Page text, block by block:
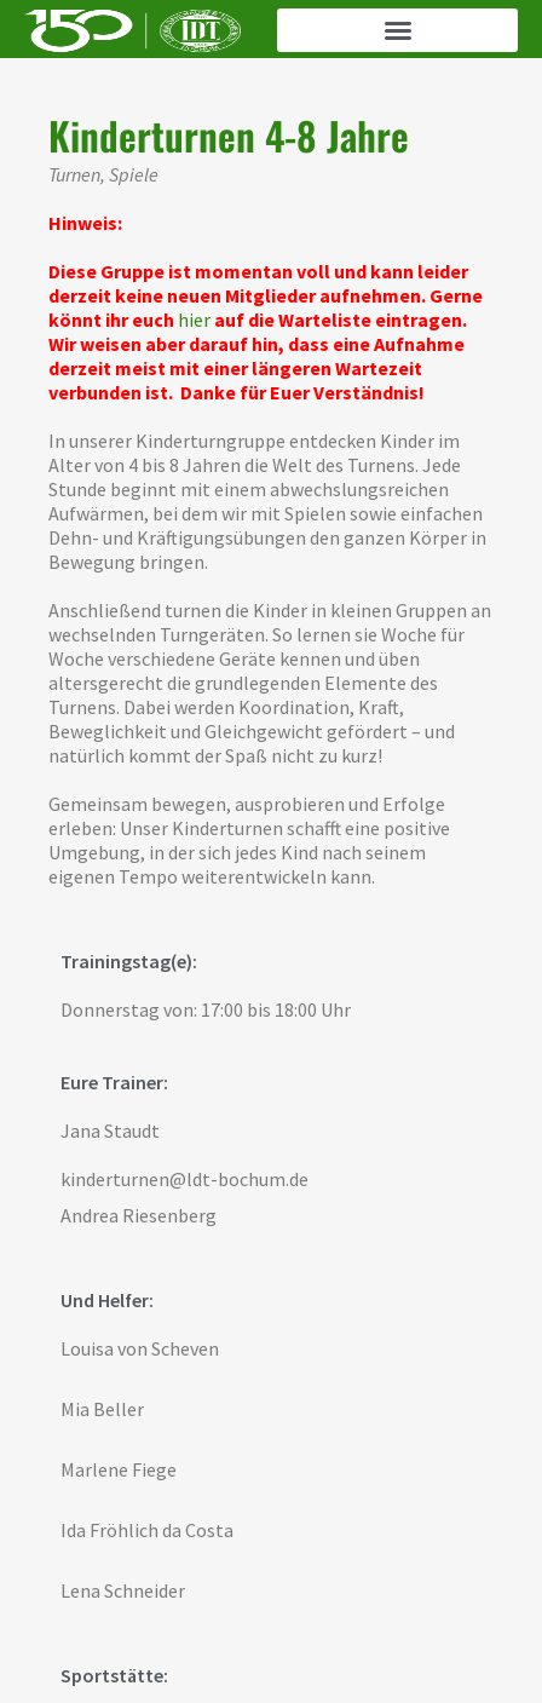
Kinderturnen 4-8 Jahre
Turnen, Spiele
Hinweis:
Diese Gruppe ist momentan voll und kann leider
derzeit keine neuen Mitglieder aufnehmen. Gerne
könnt ihr euch hier auf die Warteliste eintragen.
Wir weisen aber darauf hin, dass eine Aufnahme
derzeit meist mit einer längeren Wartezeit
verbunden ist. Danke für Euer Verständnis!
In unserer Kinderturngruppe entdecken Kinder im
Alter von 4 bis 8 Jahren die Welt des Turnens. Jede
Stunde beginnt mit einem abwechslungsreichen
Aufwärmen, bei dem wir mit Spielen sowie einfachen
Dehn- und Kräftigungsübungen den ganzen Körper in
Bewegung bringen.
Anschließend turnen die Kinder in kleinen Gruppen an
wechselnden Turngeräten. So lernen sie Woche für
Woche verschiedene Geräte kennen und üben
altersgerecht die grundlegenden Elemente des
Turnens. Dabei werden Koordination, Kraft,
Beweglichkeit und Gleichgewicht gefördert – und
natürlich kommt der Spaß nicht zu kurz!
Gemeinsam bewegen, ausprobieren und Erfolge
erleben: Unser Kinderturnen schafft eine positive
Umgebung, in der sich jedes Kind nach seinem
eigenen Tempo weiterentwickeln kann.
Trainingstag(e):
Donnerstag von: 17:00 bis 18:00 Uhr
Eure Trainer:
Jana Staudt
kinderturnen@ldt-bochum.de
Andrea Riesenberg
Und Helfer:
Louisa von Scheven
Mia Beller
Marlene Fiege
Ida Fröhlich da Costa
Lena Schneider
Sportstätte: